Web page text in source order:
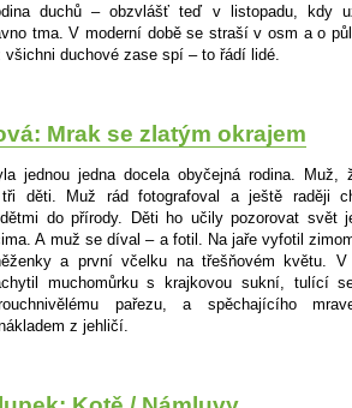
duchů – obzvlášť teď v listopadu, kdy
tma. V moderní době se straší v osm a o
všichni duchové zase spí – to řádí lidé.
Mrak se zlatým okrajem
jednou jedna docela obyčejná rodina. Muž,
děti. Muž rád fotografoval a ještě raději
do přírody. Děti ho učily pozorovat svět
A muž se díval – a fotil. Na jaře vyfotil
a první včelku na třešňovém květu. V
muchomůrku s krajkovou sukní, tulící
pařezu, a spěchajícího
z jehličí.